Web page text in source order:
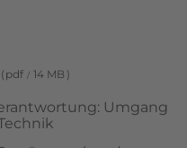
pdf 14 MB
Umgang